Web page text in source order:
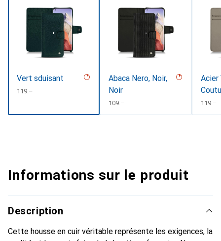
Vert sduisant
CHF
119.–
Abaca Nero, Noir,
Noir
CHF
109.–
Acier
CHF
119.–
Informations sur le produit
Description
Cette housse en cuir véritable représente les exigences, la